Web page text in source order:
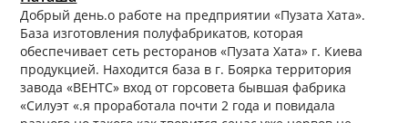
Добрый день.о работе на предприятии «Пузата Хата».
База изготовления полуфабрикатов, которая
обеспечивает сеть ресторанов «Пузата Хата» г. Киева
продукцией. Находится база в г. Боярка территория
завода «ВЕНТС» вход от горсовета бывшая фабрика
«Силуэт «.я проработала почти 2 года и повидала